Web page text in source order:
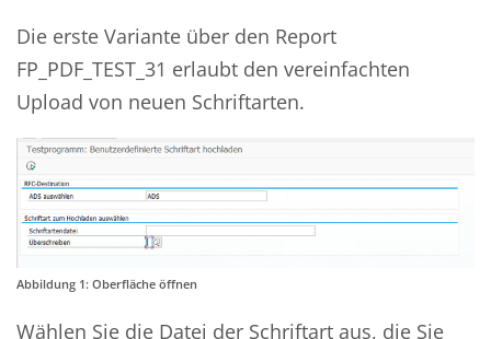
Die erste Variante über den Report
FP_PDF_TEST_31 erlaubt den vereinfachten
Upload von neuen Schriftarten.
Abbildung 1: Oberfläche öffnen
Wählen Sie die Datei der Schriftart aus, die Sie